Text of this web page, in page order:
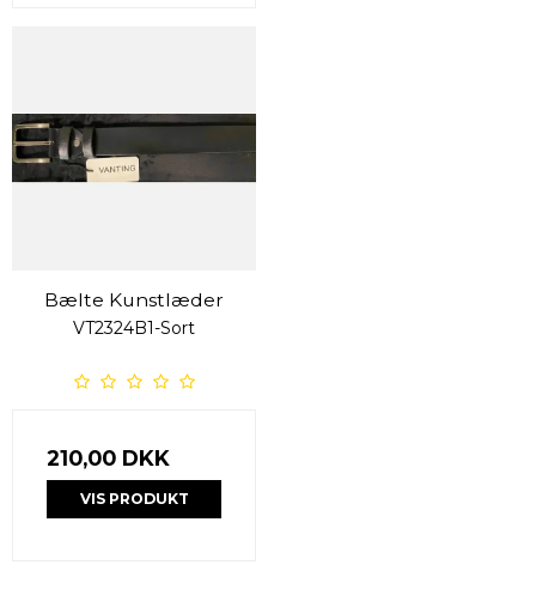
Bælte Kunstlæder
VT2324B1-Sort
210,00 DKK
VIS PRODUKT